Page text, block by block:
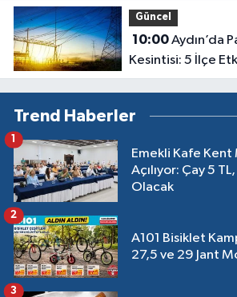
Güncel
10:00Aydın’da Pazar Günü Elektrik
Kesintisi: 5 İlçe
Trend Haberler
Emekli Kafe Kent
Açılıyor: Çay 5
Olacak
1
A101 Bisiklet
27,5 ve 29 Jant
2
3